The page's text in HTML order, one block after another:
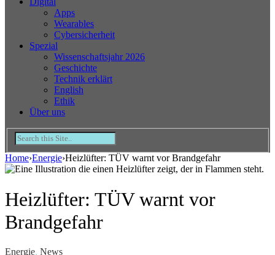
Apps
Wearables
Cybersicherheit
Spezial
Wissenschaftsjahr 2026
Geschichte
Technik erklärt
English
Ethik
Über uns
Home›Energie›Heizlüfter: TÜV warnt vor Brandgefahr
Heizlüfter: TÜV warnt vor
Brandgefahr
Energie, News